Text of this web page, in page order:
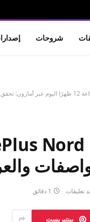
شروحات
تعليقات 1 دقائق
بينتيريست